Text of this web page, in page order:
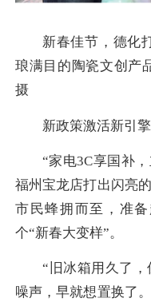
新春佳节，德化
琅满目的陶瓷文创产
摄
新政策激活新引擎
“家电3C享国补
福州宝龙店打出闪亮
市民蜂拥而至，准
个“新春大变样”。
“旧冰箱用久了
噪声，早就想置换了